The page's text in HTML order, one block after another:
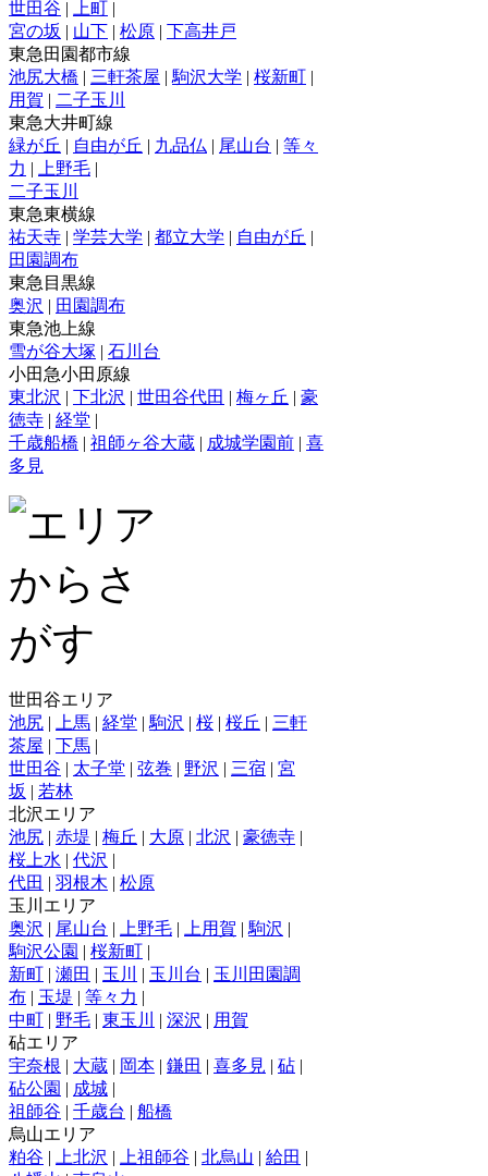
世田谷 | 上町 |
宮の坂 | 山下 | 松原 | 下高井戸
東急田園都市線
池尻大橋 | 三軒茶屋 | 駒沢大学 | 桜新町 |
用賀 | 二子玉川
東急大井町線
緑が丘 | 自由が丘 | 九品仏 | 尾山台 | 等々
力 | 上野毛 |
二子玉川
東急東横線
祐天寺 | 学芸大学 | 都立大学 | 自由が丘 |
田園調布
東急目黒線
奥沢 | 田園調布
東急池上線
雪が谷大塚 | 石川台
小田急小田原線
東北沢 | 下北沢 | 世田谷代田 | 梅ヶ丘 | 豪
徳寺 | 経堂 |
千歳船橋 | 祖師ヶ谷大蔵 | 成城学園前 | 喜
多見
世田谷エリア
池尻 | 上馬 | 経堂 | 駒沢 | 桜 | 桜丘 | 三軒
茶屋 | 下馬 |
世田谷 | 太子堂 | 弦巻 | 野沢 | 三宿 | 宮
坂 | 若林
北沢エリア
池尻 | 赤堤 | 梅丘 | 大原 | 北沢 | 豪徳寺 |
桜上水 | 代沢 |
代田 | 羽根木 | 松原
玉川エリア
奥沢 | 尾山台 | 上野毛 | 上用賀 | 駒沢 |
駒沢公園 | 桜新町 |
新町 | 瀬田 | 玉川 | 玉川台 | 玉川田園調
布 | 玉堤 | 等々力 |
中町 | 野毛 | 東玉川 | 深沢 | 用賀
砧エリア
宇奈根 | 大蔵 | 岡本 | 鎌田 | 喜多見 | 砧 |
砧公園 | 成城 |
祖師谷 | 千歳台 | 船橋
烏山エリア
粕谷 | 上北沢 | 上祖師谷 | 北烏山 | 給田 |